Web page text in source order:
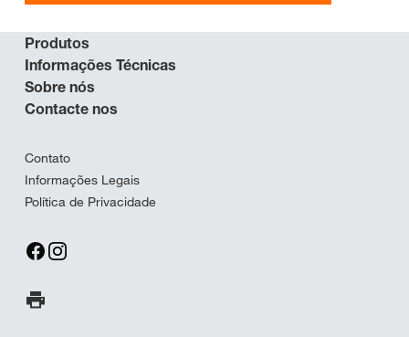
Produtos
Informações Técnicas
Sobre nós
Contacte nos
Contato
Informações Legais
Política de Privacidade
Imprimir página